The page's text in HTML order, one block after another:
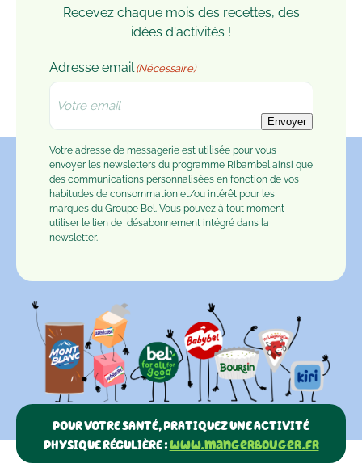
Recevez chaque mois des recettes, des
idées d'activités !
Adresse email (Nécessaire)
Envoyer
Votre adresse de messagerie est utilisée pour vous
envoyer les newsletters du programme Ribambel ainsi que
des communications personnalisées en fonction de vos
habitudes de consommation et/ou intérêt pour les
marques du Groupe Bel. Vous pouvez à tout moment
utiliser le lien de désabonnement intégré dans la
newsletter.
POUR VOTRE SANTÉ, PRATIQUEZ UNE ACTIVITÉ
PHYSIQUE RÉGULIÈRE :www.mangerbouger.fr